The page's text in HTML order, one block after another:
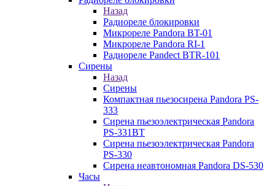
Назад
Радиореле блокировки
Микрореле Pandora BT-01
Микрореле Pandora RI-1
Радиореле Pandect BTR-101
Сирены
Назад
Сирены
Компактная пьезосирена Pandora PS-
333
Сирена пьезоэлектрическая Pandora
PS-331BT
Сирена пьезоэлектрическая Pandora
PS-330
Сирена неавтономная Pandora DS-530
Часы